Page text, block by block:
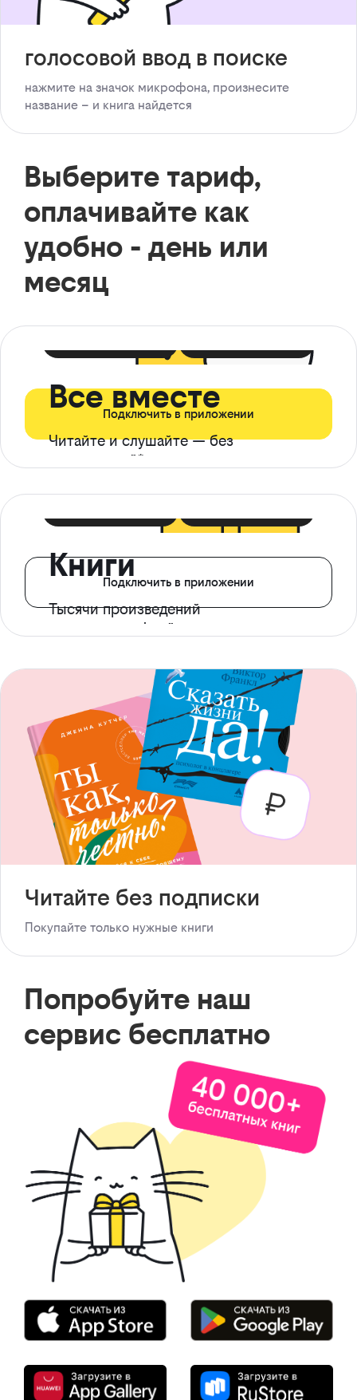
голосовой ввод в поиске
нажмите на значок микрофона, произнесите
название – и книга найдется
Выберите тариф,
оплачивайте как
удобно - день или
месяц
Все вместе
Читайте и слушайте — без
ограничений*
Подключить в приложении
Книги
Тысячи произведений
с доступом офлайн
Подключить в приложении
Читайте без подписки
Покупайте только нужные книги
Попробуйте наш
сервис бесплатно